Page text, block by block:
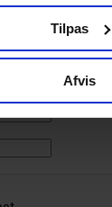
Tilpas
Afvis